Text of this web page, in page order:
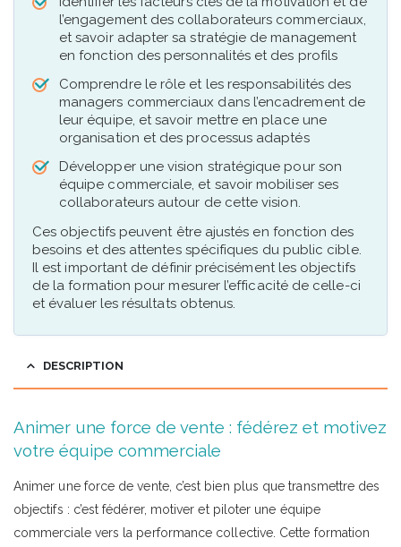
l’engagement des collaborateurs commerciaux,
et savoir adapter sa stratégie de management
en fonction des personnalités et des profils
Comprendre le rôle et les responsabilités des
managers commerciaux dans l’encadrement de
leur équipe, et savoir mettre en place une
organisation et des processus adaptés
Développer une vision stratégique pour son
équipe commerciale, et savoir mobiliser ses
collaborateurs autour de cette vision.
Ces objectifs peuvent être ajustés en fonction des
besoins et des attentes spécifiques du public cible.
Il est important de définir précisément les objectifs
de la formation pour mesurer l’efficacité de celle-ci
et évaluer les résultats obtenus.
DESCRIPTION
Animer une force de vente : fédérez et motivez
votre équipe commerciale
Animer une force de vente, c’est bien plus que transmettre des
objectifs : c’est fédérer, motiver et piloter une équipe
commerciale vers la performance collective. Cette formation